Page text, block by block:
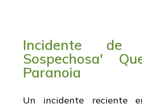
Incidente de
Sospechosa'
Paranoia
Un incidente reciente